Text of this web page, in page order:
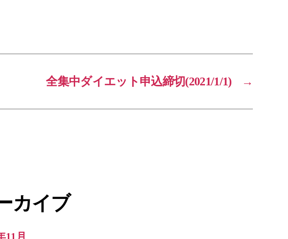
→
全集中ダイエット申込締切(2021/1/1)
カイブ
11月